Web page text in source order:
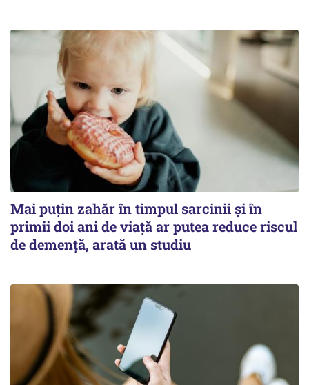
Mai puțin zahăr în timpul sarcinii și în
primii doi ani de viață ar putea reduce riscul
de demență, arată un studiu